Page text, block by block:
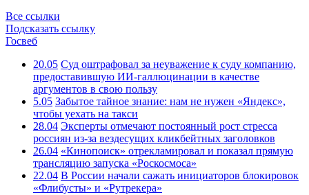
Все ссылки
Подсказать ссылку
Госвеб
20.05 Суд оштрафовал за неуважение к суду компанию,
предоставившую ИИ-галлюцинации в качестве
аргументов в свою пользу
5.05 Забытое тайное знание: нам не нужен «Яндекс»,
чтобы уехать на такси
28.04 Эксперты отмечают постоянный рост стресса
россиян из-за вездесущих кликбейтных заголовков
26.04 «Кинопоиск» отрекламировал и показал прямую
трансляцию запуска «Роскосмоса»
22.04 В России начали сажать инициаторов блокировок
«Флибусты» и «Рутрекера»